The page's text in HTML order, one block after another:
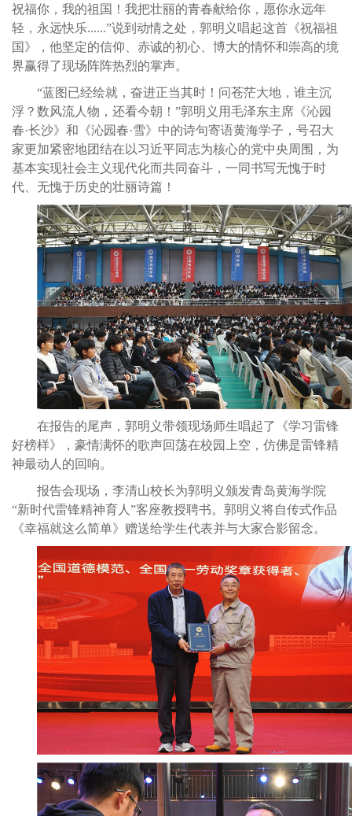
祝福你，我的祖国！我把壮丽的青春献给你，愿你永远年
轻，永远快乐......”说到动情之处，郭明义唱起这首《祝福祖
国》，他坚定的信仰、赤诚的初心、博大的情怀和崇高的境
界赢得了现场阵阵热烈的掌声。
“蓝图已经绘就，奋进正当其时！问苍茫大地，谁主沉
浮？数风流人物，还看今朝！”郭明义用毛泽东主席《沁园
春·长沙》和《沁园春·雪》中的诗句寄语黄海学子，号召大
家更加紧密地团结在以习近平同志为核心的党中央周围，为
基本实现社会主义现代化而共同奋斗，一同书写无愧于时
代、无愧于历史的壮丽诗篇！
在报告的尾声，郭明义带领现场师生唱起了《学习雷锋
好榜样》，豪情满怀的歌声回荡在校园上空，仿佛是雷锋精
神最动人的回响。
报告会现场，李清山校长为郭明义颁发青岛黄海学院
“新时代雷锋精神育人”客座教授聘书。郭明义将自传式作品
《幸福就这么简单》赠送给学生代表并与大家合影留念。